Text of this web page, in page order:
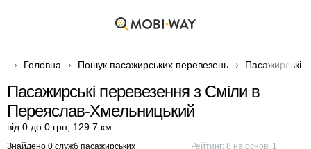
Головна Пошук пасажирських перевезень Пасажирські
Пасажирські перевезення з Сміли в
Переяслав-Хмельницький
від 0 до 0 грн 129.7 км
Знайдено 0 служб пасажирських
Рейтинг:8 на основі 1